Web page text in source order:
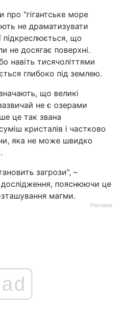
про "гігантське море
не драматизувати
підкреслюється, що
не досягає поверхні.
навіть тисячоліттями
глибоко під землею.
що великі
не є озерами
це так звана
кристалів і частково
яка не може швидко
загрози", –
пояснюючи це
магми.
Реклама
ad